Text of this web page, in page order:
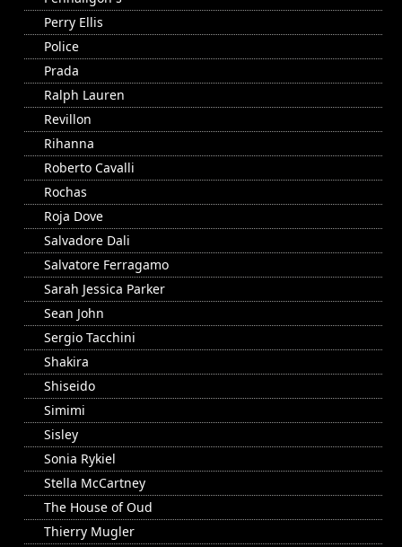
Perry Ellis
Police
Prada
Ralph Lauren
Revillon
Rihanna
Roberto Cavalli
Rochas
Roja Dove
Salvadore Dali
Salvatore Ferragamo
Sarah Jessica Parker
Sean John
Sergio Tacchini
Shakira
Shiseido
Simimi
Sisley
Sonia Rykiel
Stella McCartney
The House of Oud
Thierry Mugler